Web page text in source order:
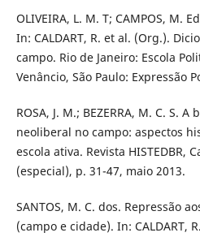
OLIVEIRA, L. M. T; CAMPOS, M.
In: CALDART, R. et al. (Org.).
campo. Rio de Janeiro: Escola
Venâncio, São Paulo: Expressão
ROSA, J. M.; BEZERRA, M. C. S.
neoliberal no campo: aspectos
escola ativa. Revista HISTEDBR,
(especial), p. 31-47, maio 2013.
SANTOS, M. C. dos. Repressão
(campo e cidade). In: CALDART,